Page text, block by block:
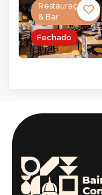
Fechado
Restauração
& Bar